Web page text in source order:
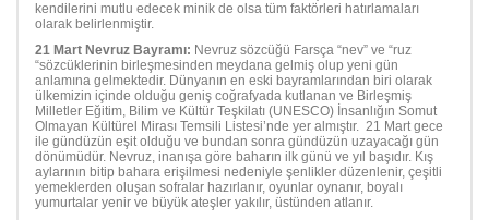
kendilerini mutlu edecek minik de olsa tüm faktörleri hatırlamaları
olarak belirlenmiştir.
21 Mart Nevruz Bayramı: Nevruz sözcüğü Farsça “nev” ve “ruz
“sözcüklerinin birleşmesinden meydana gelmiş olup yeni gün
anlamına gelmektedir. Dünyanın en eski bayramlarından biri olarak
ülkemizin içinde olduğu geniş coğrafyada kutlanan ve Birleşmiş
Milletler Eğitim, Bilim ve Kültür Teşkilatı (UNESCO) İnsanlığın Somut
Olmayan Kültürel Mirası Temsili Listesi’nde yer almıştır. 21 Mart gece
ile gündüzün eşit olduğu ve bundan sonra gündüzün uzayacağı gün
dönümüdür. Nevruz, inanışa göre baharın ilk günü ve yıl başıdır. Kış
aylarının bitip bahara erişilmesi nedeniyle şenlikler düzenlenir, çeşitli
yemeklerden oluşan sofralar hazırlanır, oyunlar oynanır, boyalı
yumurtalar yenir ve büyük ateşler yakılır, üstünden atlanır.